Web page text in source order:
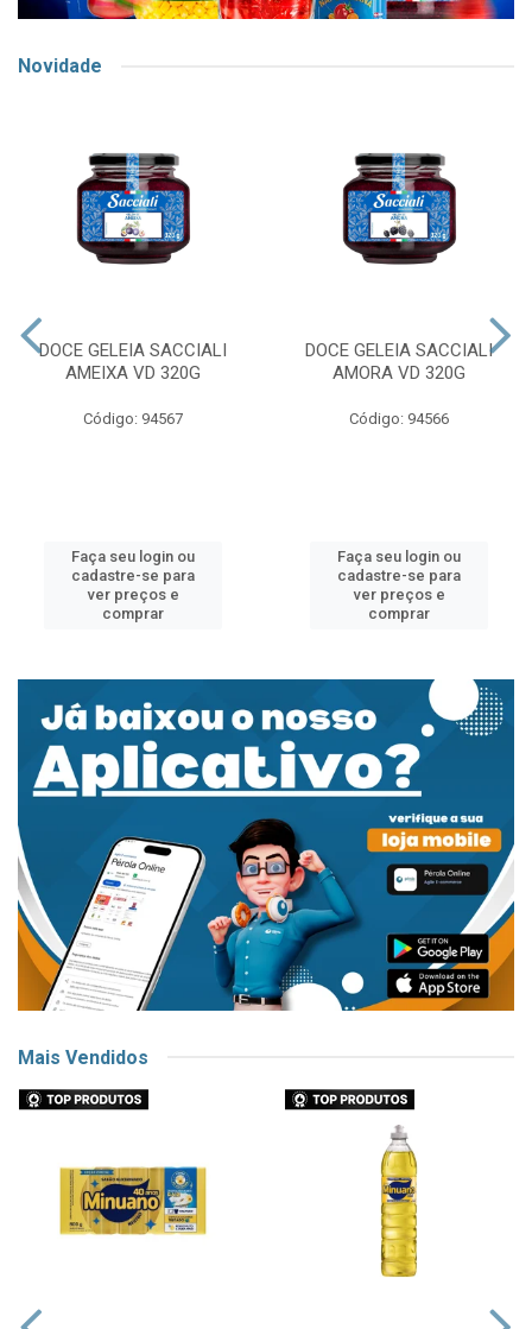
Novidade
DOCE GELEIA SACCIALI
AMEIXA VD 320G
Código: 94567
Faça seu login ou
cadastre-se para
ver preços e
comprar
DOCE GELEIA SACCIALI
AMORA VD 320G
Código: 94566
Faça seu login ou
cadastre-se para
ver preços e
comprar
Mais Vendidos